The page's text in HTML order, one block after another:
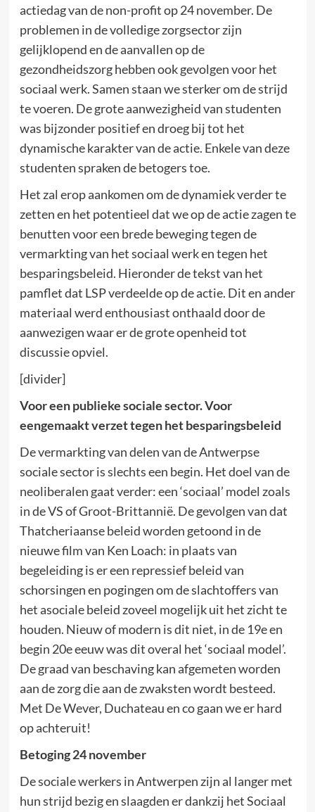
actiedag van de non-profit op 24 november. De
problemen in de volledige zorgsector zijn
gelijklopend en de aanvallen op de
gezondheidszorg hebben ook gevolgen voor het
sociaal werk. Samen staan we sterker om de strijd
te voeren. De grote aanwezigheid van studenten
was bijzonder positief en droeg bij tot het
dynamische karakter van de actie. Enkele van deze
studenten spraken de betogers toe.
Het zal erop aankomen om de dynamiek verder te
zetten en het potentieel dat we op de actie zagen te
benutten voor een brede beweging tegen de
vermarkting van het sociaal werk en tegen het
besparingsbeleid. Hieronder de tekst van het
pamflet dat LSP verdeelde op de actie. Dit en ander
materiaal werd enthousiast onthaald door de
aanwezigen waar er de grote openheid tot
discussie opviel.
[divider]
Voor een publieke sociale sector. Voor
eengemaakt verzet tegen het besparingsbeleid
De vermarkting van delen van de Antwerpse
sociale sector is slechts een begin. Het doel van de
neoliberalen gaat verder: een ‘sociaal’ model zoals
in de VS of Groot-Brittannië. De gevolgen van dat
Thatcheriaanse beleid worden getoond in de
nieuwe film van Ken Loach: in plaats van
begeleiding is er een repressief beleid van
schorsingen en pogingen om de slachtoffers van
het asociale beleid zoveel mogelijk uit het zicht te
houden. Nieuw of modern is dit niet, in de 19e en
begin 20e eeuw was dit overal het ‘sociaal model’.
De graad van beschaving kan afgemeten worden
aan de zorg die aan de zwaksten wordt besteed.
Met De Wever, Duchateau en co gaan we er hard
op achteruit!
Betoging 24 november
De sociale werkers in Antwerpen zijn al langer met
hun strijd bezig en slaagden er dankzij het Sociaal